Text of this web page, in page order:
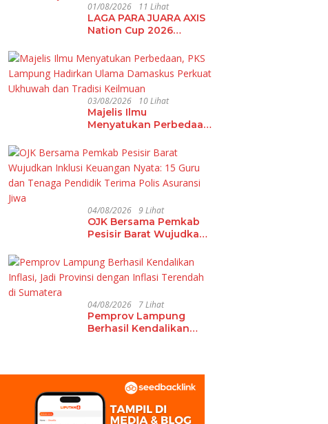
01/08/2026 11 Lihat
LAGA PARA JUARA AXIS
Nation Cup 2026
Perkuat Pembinaan
Talenta Futsal Pelajar di
40 Kota
03/08/2026 10 Lihat
Majelis Ilmu
Menyatukan Perbedaan,
Ulama Damaskus
Perkuat Ukhuwah dan
Tradisi Keilmuan
04/08/2026 9 Lihat
OJK Bersama Pemkab
Pesisir Barat Wujudkan
15 Guru dan Tenaga
Pendidik Terima Polis
Asuransi Jiwa
04/08/2026 7 Lihat
Pemprov Lampung
Berhasil Kendalikan